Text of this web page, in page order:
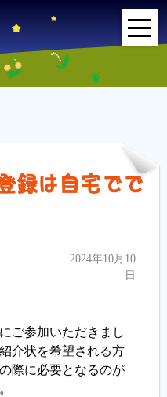
録は自宅でで
2024年10月10
日
ご参加いただきまし
介状を希望される方
際に必要となるのが